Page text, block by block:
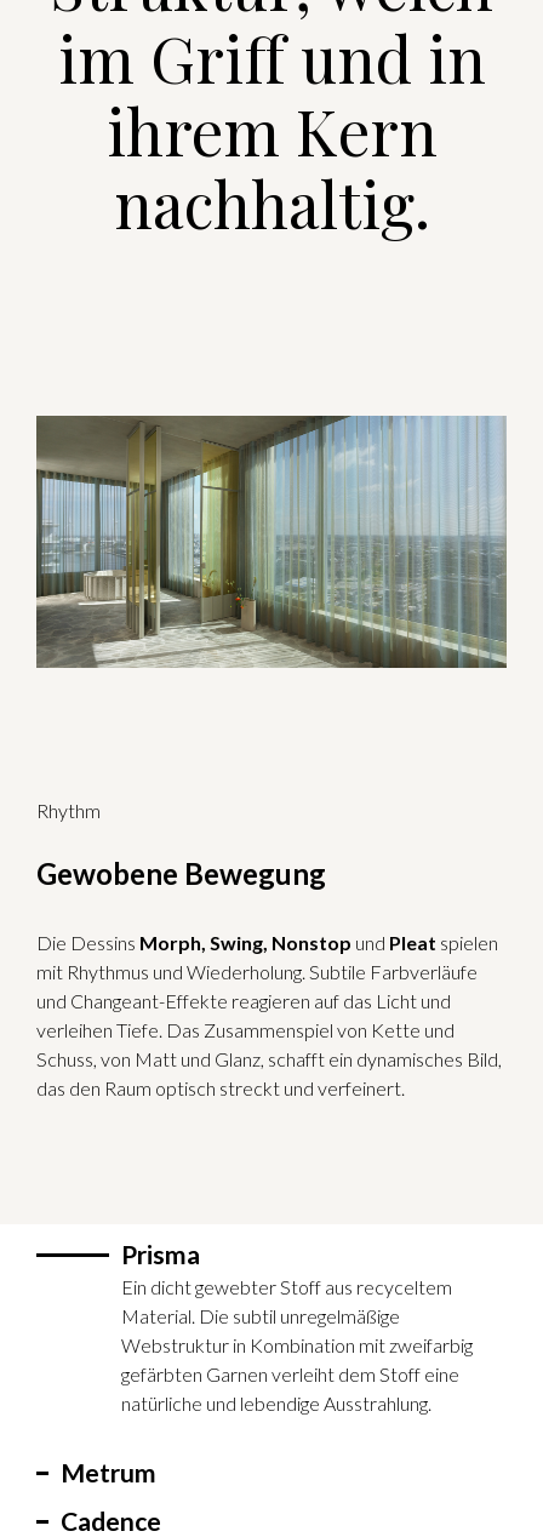
im Griff und in
ihrem Kern
nachhaltig.
Rhythm
Gewobene Bewegung
Die Dessins Morph, Swing, Nonstop und Pleat spielen
mit Rhythmus und Wiederholung. Subtile Farbverläufe
und Changeant-Effekte reagieren auf das Licht und
verleihen Tiefe. Das Zusammenspiel von Kette und
Schuss, von Matt und Glanz, schafft ein dynamisches Bild,
das den Raum optisch streckt und verfeinert.
Prisma
Ein dicht gewebter Stoff aus recyceltem
Material. Die subtil unregelmäßige
Webstruktur in Kombination mit zweifarbig
gefärbten Garnen verleiht dem Stoff eine
natürliche und lebendige Ausstrahlung.
Metrum
Cadence